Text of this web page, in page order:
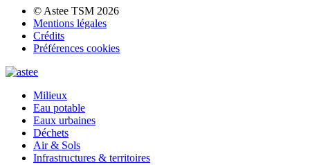
© Astee TSM 2026
Mentions légales
Crédits
Préférences cookies
Milieux
Eau potable
Eaux urbaines
Déchets
Air & Sols
Infrastructures & territoires